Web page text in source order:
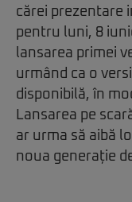
cărei prezentare
pentru luni, 8
lansarea primei
urmând ca o
disponibilă, în
Lansarea pe
ar urma să aibă
noua generație